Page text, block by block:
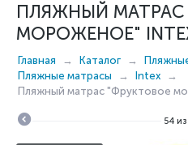
ПЛЯЖНЫЙ МАТРАС
МОРОЖЕНОЕ"
Главная Каталог
Пляжные матрасы
Intex
Пляжный матрас "Фруктовое
54 из